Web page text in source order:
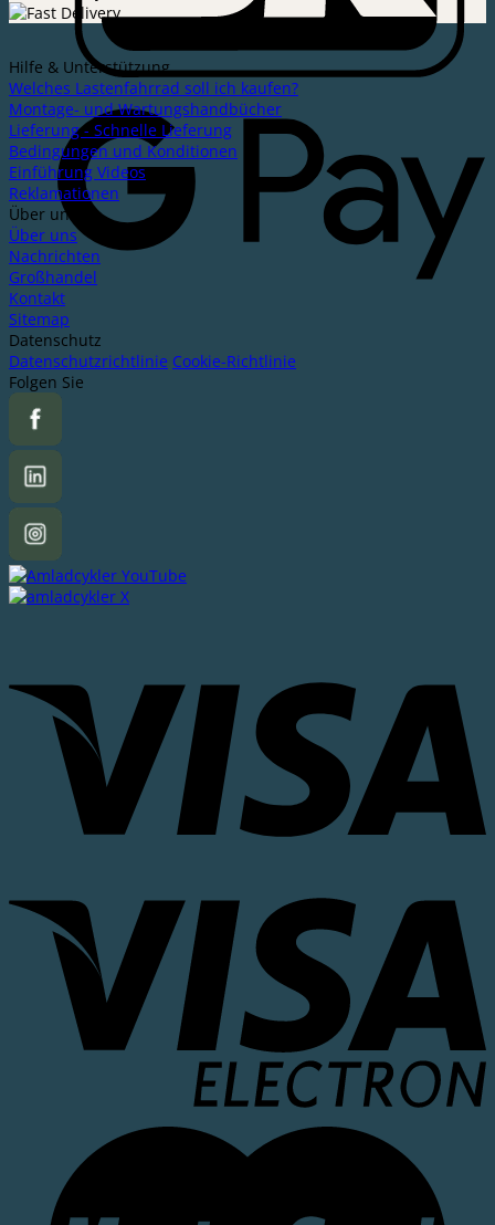
Hilfe & Unterstützung
Welches Lastenfahrrad soll ich kaufen?
Montage- und Wartungshandbücher
Lieferung - Schnelle Lieferung
Bedingungen und Konditionen
Einführung Videos
Reklamationen
Über uns
Über uns
Nachrichten
Großhandel
Kontakt
Sitemap
Datenschutz
Datenschutzrichtlinie Cookie-Richtlinie
Folgen Sie